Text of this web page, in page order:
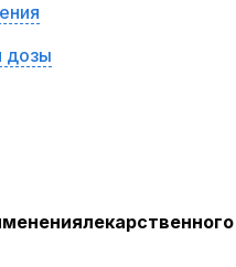
дозы